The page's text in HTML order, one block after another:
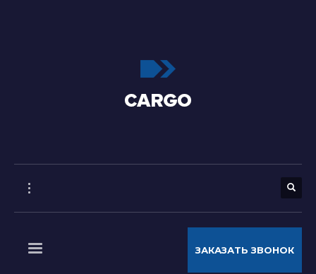
ЗАКАЗАТЬ ЗВОНОК